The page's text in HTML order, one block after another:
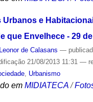
e
que Envelhece - 29
de Calasans —
21/08/2013 11:31 —
, Urbanismo
em MIDIATECA /